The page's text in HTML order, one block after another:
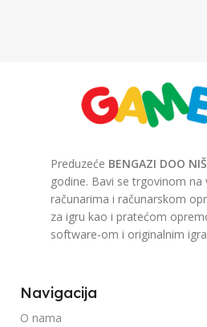
Preduzeće BENGAZI DOO NIŠ
godine. Bavi se trgovinom na
računarima i računarskom
za igru kao i pratećom
software-om i originalnim
Navigacija
O nama